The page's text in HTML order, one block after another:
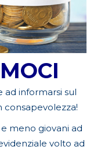
ad informarsi sul
consapevolezza!
meno giovani ad
volto ad